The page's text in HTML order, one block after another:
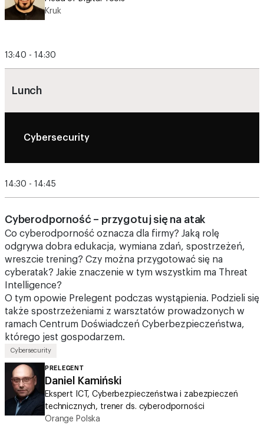
odgrywa dobra edukacja, wymiana zdań, spostrzeżeń,
wreszcie trening? Czy można przygotować się na
cyberatak? Jakie znaczenie w tym wszystkim ma Threat
Intelligence?
O tym opowie Prelegent podczas wystąpienia. Podzieli się
także spostrzeżeniami z warsztatów prowadzonych w
ramach Centrum Doświadczeń Cyberbezpieczeństwa,
którego jest gospodarzem.
Cybersecurity
PRELEGENT
Daniel Kamiński
Ekspert ICT, Cyberbezpieczeństwa i zabezpieczeń
technicznych, trener ds. cyberodporności
Orange Polska